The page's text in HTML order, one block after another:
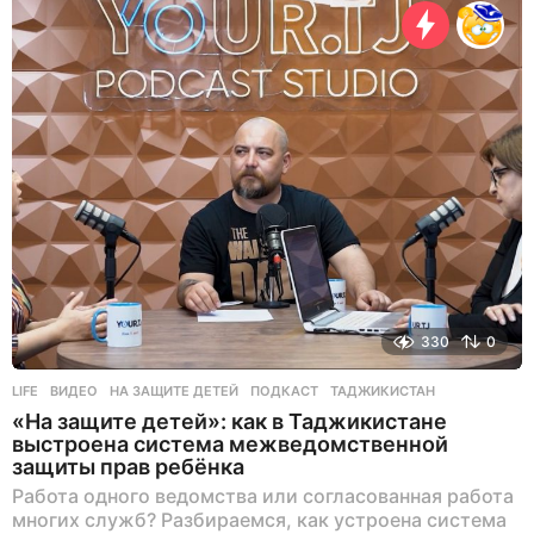
я
н
а
з
а
д
330 0
LIFE ВИДЕО ,НА ЗАЩИТЕ ДЕТЕЙ ,ПОДКАСТ ,ТАДЖИКИСТАН
«На защите детей»: как в Таджикистане
выстроена система межведомственной
защиты прав ребёнка
Работа одного ведомства или согласованная работа
многих служб? Разбираемся, как устроена система